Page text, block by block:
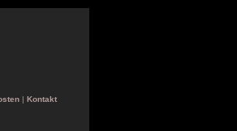
| Kontakt